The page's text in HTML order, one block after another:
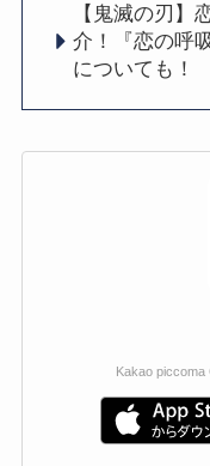
【鬼滅の刃】
介！『恋の呼
についても！
Kakao piccoma